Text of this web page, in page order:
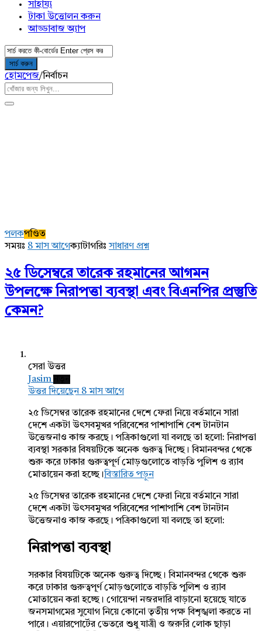
সাহায্য
টাকা উত্তোলন করুন
আড্ডাবাজ অ্যাপ
হোমপেজ/নির্বাচন
Latest
প্রশ্ন
পলকপণ্ডিত
সময়ঃ 8 মাস আগেক্যাটাগরিঃসাধারণ প্রশ্ন
২৫ ডিসেম্বরে তারেক রহমানের আগমন
উপলক্ষে নিরাপত্তা ব্যবস্থা এবং বিএনপির প্রস্তুতি
কেমন?
সেরা উত্তর
Jasim
উত্তর দিয়েছেন 8 মাস আগে
২৫ ডিসেম্বর তারেক রহমানের দেশে ফেরা নিয়ে বর্তমানে সারা
দেশে একটা উৎসবমুখর পরিবেশের পাশাপাশি বেশ টানটান
উত্তেজনাও কাজ করছে। পত্রিকাগুলো যা বলছে তা হলো: নিরাপত্তা
ব্যবস্থা সরকার বিষয়টিকে অনেক গুরুত্ব দিচ্ছে। বিমানবন্দর থেকে
শুরু করে ঢাকার গুরুত্বপূর্ণ মোড়গুলোতে বাড়তি পুলিশ ও র‍্যাব
মোতায়েন করা হচ্ছে।বিস্তারিত পড়ুন
২৫ ডিসেম্বর তারেক রহমানের দেশে ফেরা নিয়ে বর্তমানে সারা
দেশে একটা উৎসবমুখর পরিবেশের পাশাপাশি বেশ টানটান
উত্তেজনাও কাজ করছে। পত্রিকাগুলো যা বলছে তা হলো:
নিরাপত্তা ব্যবস্থা
সরকার বিষয়টিকে অনেক গুরুত্ব দিচ্ছে। বিমানবন্দর থেকে শুরু
করে ঢাকার গুরুত্বপূর্ণ মোড়গুলোতে বাড়তি পুলিশ ও র‍্যাব
মোতায়েন করা হচ্ছে। গোয়েন্দা নজরদারি বাড়ানো হয়েছে যাতে
জনসমাগমের সুযোগ নিয়ে কোনো তৃতীয় পক্ষ বিশৃঙ্খলা করতে না
পারে। এয়ারপোর্টের ভেতরে শুধু যাত্রী ও জরুরি লোক ছাড়া